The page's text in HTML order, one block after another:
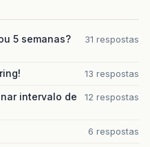
5 semanas?
31 respostas
13 respostas
intervalo de
12 respostas
6 respostas